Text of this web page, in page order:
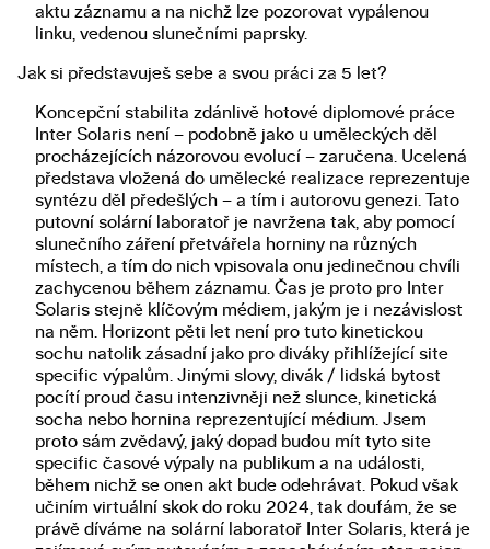
aktu záznamu a na nichž lze pozorovat vypálenou
linku, vedenou slunečními paprsky.
Jak si představuješ sebe a svou práci za 5 let?
Koncepční stabilita zdánlivě hotové diplomové práce
Inter Solaris není – podobně jako u uměleckých děl
procházejících názorovou evolucí – zaručena. Ucelená
představa vložená do umělecké realizace reprezentuje
syntézu děl předešlých – a tím i autorovu genezi. Tato
putovní solární laboratoř je navržena tak, aby pomocí
slunečního záření přetvářela horniny na různých
místech, a tím do nich vpisovala onu jedinečnou chvíli
zachycenou během záznamu. Čas je proto pro Inter
Solaris stejně klíčovým médiem, jakým je i nezávislost
na něm. Horizont pěti let není pro tuto kinetickou
sochu natolik zásadní jako pro diváky přihlížející site
specific výpalům. Jinými slovy, divák / lidská bytost
pocítí proud času intenzivněji než slunce, kinetická
socha nebo hornina reprezentující médium. Jsem
proto sám zvědavý, jaký dopad budou mít tyto site
specific časové výpaly na publikum a na události,
během nichž se onen akt bude odehrávat. Pokud však
učiním virtuální skok do roku 2024, tak doufám, že se
právě díváme na solární laboratoř Inter Solaris, která je